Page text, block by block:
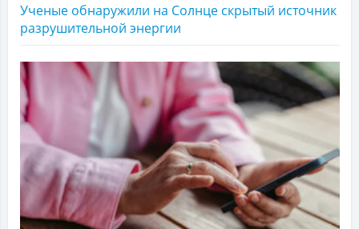
Ученые обнаружили на Солнце скрытый источник
разрушительной энергии